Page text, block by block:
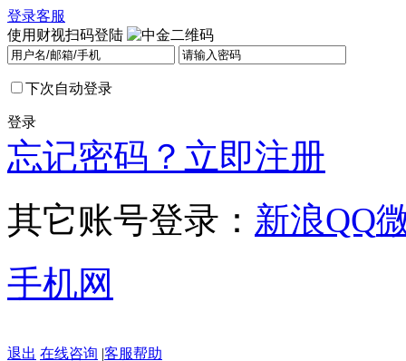
登录客服
使用财视扫码登陆
下次自动登录
登录
忘记密码？ 立即注册
其它账号登录： 新浪QQ
手机网
退出 在线咨询 |客服帮助